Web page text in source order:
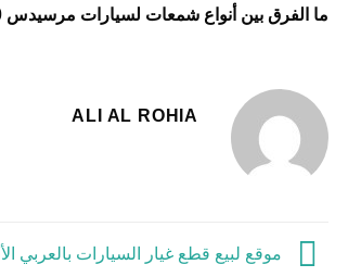
ما الفرق بين أنواع شمعات لسيارات مرسيدس C200 المتوفرة على محرك اليخت؟
ALI AL ROHIA
موقع لبيع قطع غيار السيارات بالعربي